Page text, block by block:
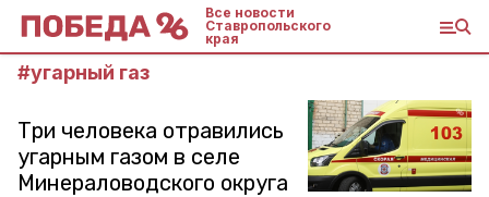
Все новости
Ставропольского
края
#угарный газ
Три человека отравились
угарным газом в селе
Минераловодского округа